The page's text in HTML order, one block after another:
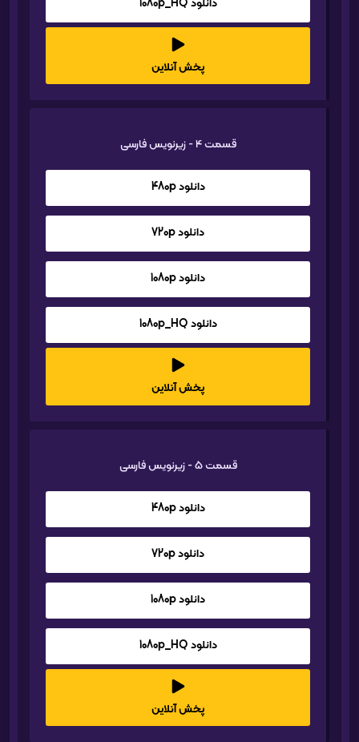
دانلود 1080p_HQ
پخش آنلاین
قسمت 4 - زیرنویس فارسی
دانلود 480p
دانلود 720p
دانلود 1080p
دانلود 1080p_HQ
پخش آنلاین
قسمت 5 - زیرنویس فارسی
دانلود 480p
دانلود 720p
دانلود 1080p
دانلود 1080p_HQ
پخش آنلاین